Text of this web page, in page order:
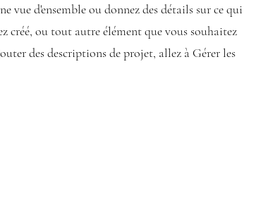
vue d'ensemble ou donnez des détails sur ce qui
créé, ou tout autre élément que vous souhaitez
des descriptions de projet, allez à Gérer les